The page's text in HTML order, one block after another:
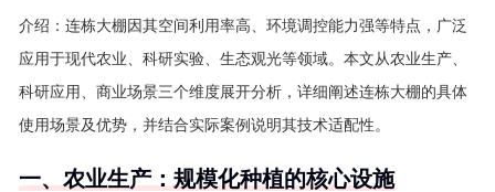
介绍： 连栋大棚因其空间利用率高、环境调控能力强等特点，广泛
应用于现代农业、科研实验、生态观光等领域。本文从农业生产、
科研应用、商业场景三个维度展开分析，详细阐述连栋大棚的具体
使用场景及优势，并结合实际案例说明其技术适配性。
一、农业生产：规模化种植的核心设施